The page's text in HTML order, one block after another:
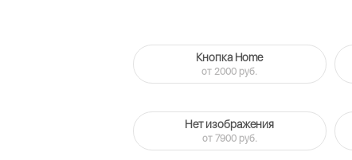
Кнопка Home
от 2000 руб.
Нет изображения
от 7900 руб.